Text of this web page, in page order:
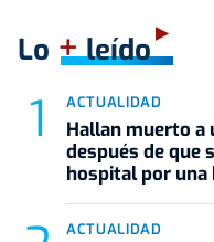
Lo +leído
ACTUALIDAD
Hallan muerto a
después de que
hospital por una
ACTUALIDAD